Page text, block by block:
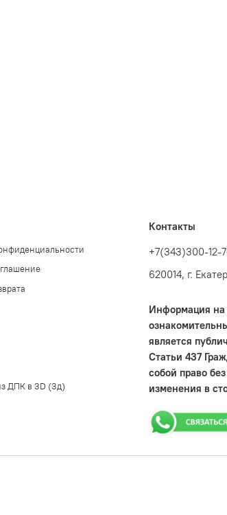
ДПК в 3D (3д)
Контакты
+7(343)300-12-
620014, г.
Информация на
является
Статьи 437
собой право
изменения в